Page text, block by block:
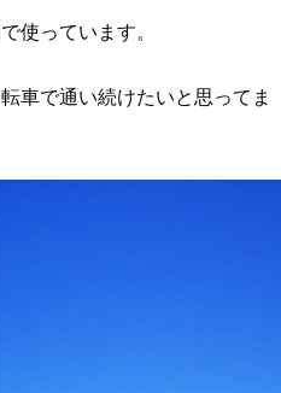
使っています。
車で通い続けたいと思ってま